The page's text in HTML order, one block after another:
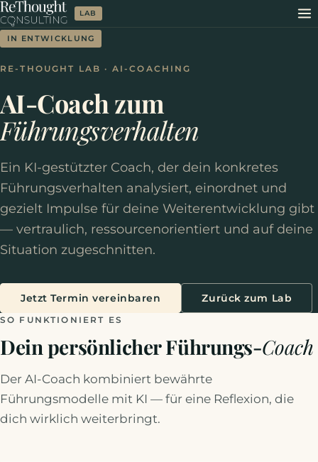
LAB
IN ENTWICKLUNG
RE-THOUGHT LAB · AI-COACHING
AI-Coach zum
Führungsverhalten
Ein KI-gestützter Coach, der dein konkretes
Führungsverhalten analysiert, einordnet und
gezielt Impulse für deine Weiterentwicklung gibt
— vertraulich, ressourcenorientiert und auf deine
Situation zugeschnitten.
Jetzt Termin vereinbaren Zurück zum Lab
SO FUNKTIONIERT ES
Dein persönlicher Führungs-Coach
Der AI-Coach kombiniert bewährte
Führungsmodelle mit KI — für eine Reflexion, die
dich wirklich weiterbringt.